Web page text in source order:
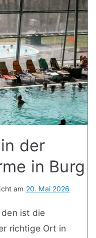
der
in Burg
am 20. Mai 2026
den ist die
richtige Ort in